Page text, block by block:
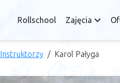
Rollschool Zajęcia
Instruktorzy Karol Pałyga